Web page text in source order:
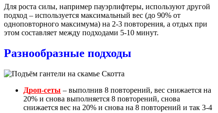
Для роста силы, например пауэрлифтеры, используют другой
подход – используется максимальный вес (до 90% от
одноповторного максимума) на 2-3 повторения, а отдых при
этом составляет между подходами 5-10 минут.
Разнообразные подходы
Дроп-сеты – выполнив 8 повторений, вес снижается на
20% и снова выполняется 8 повторений, снова
снижается вес на 20% и снова на 8 повторений и так 3-4